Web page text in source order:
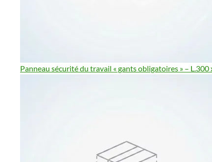
Panneau sécurité du travail « gants obligatoires » – L.300